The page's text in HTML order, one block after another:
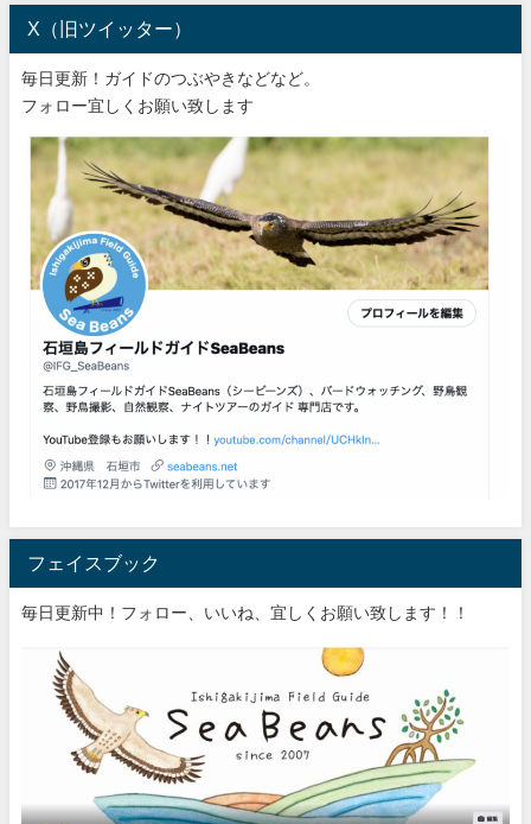
X（旧ツイッター）
毎日更新！ガイドのつぶやきなどなど。
フォロー宜しくお願い致します
フェイスブック
毎日更新中！フォロー、いいね、宜しくお願い致します！！